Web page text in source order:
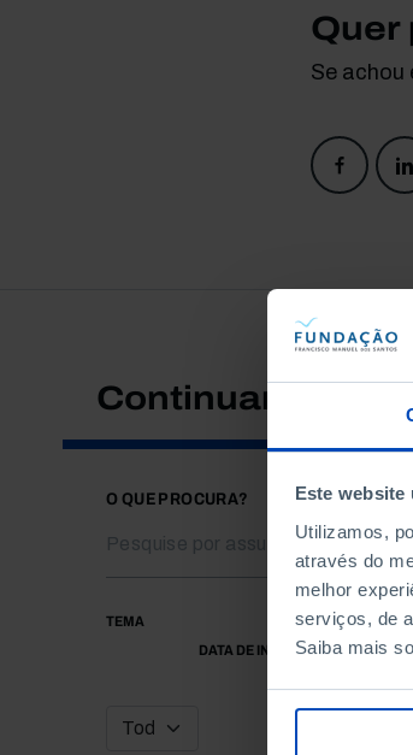
Este website
Utilizamos,
através do
melhor
serviços, de
Saiba mais
Quer
Se achou
Continuar a
O QUE PROCURA?
TEMA
DATA DE INÍCIO